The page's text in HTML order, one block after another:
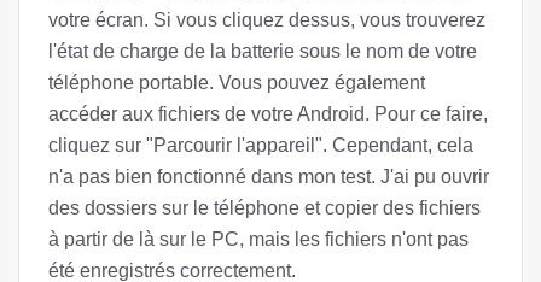
votre écran. Si vous cliquez dessus, vous trouverez
l'état de charge de la batterie sous le nom de votre
téléphone portable. Vous pouvez également
accéder aux fichiers de votre Android. Pour ce faire,
cliquez sur "Parcourir l'appareil". Cependant, cela
n'a pas bien fonctionné dans mon test. J'ai pu ouvrir
des dossiers sur le téléphone et copier des fichiers
à partir de là sur le PC, mais les fichiers n'ont pas
été enregistrés correctement.